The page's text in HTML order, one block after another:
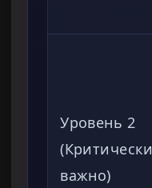
Уровень 2
(Критически
важно)